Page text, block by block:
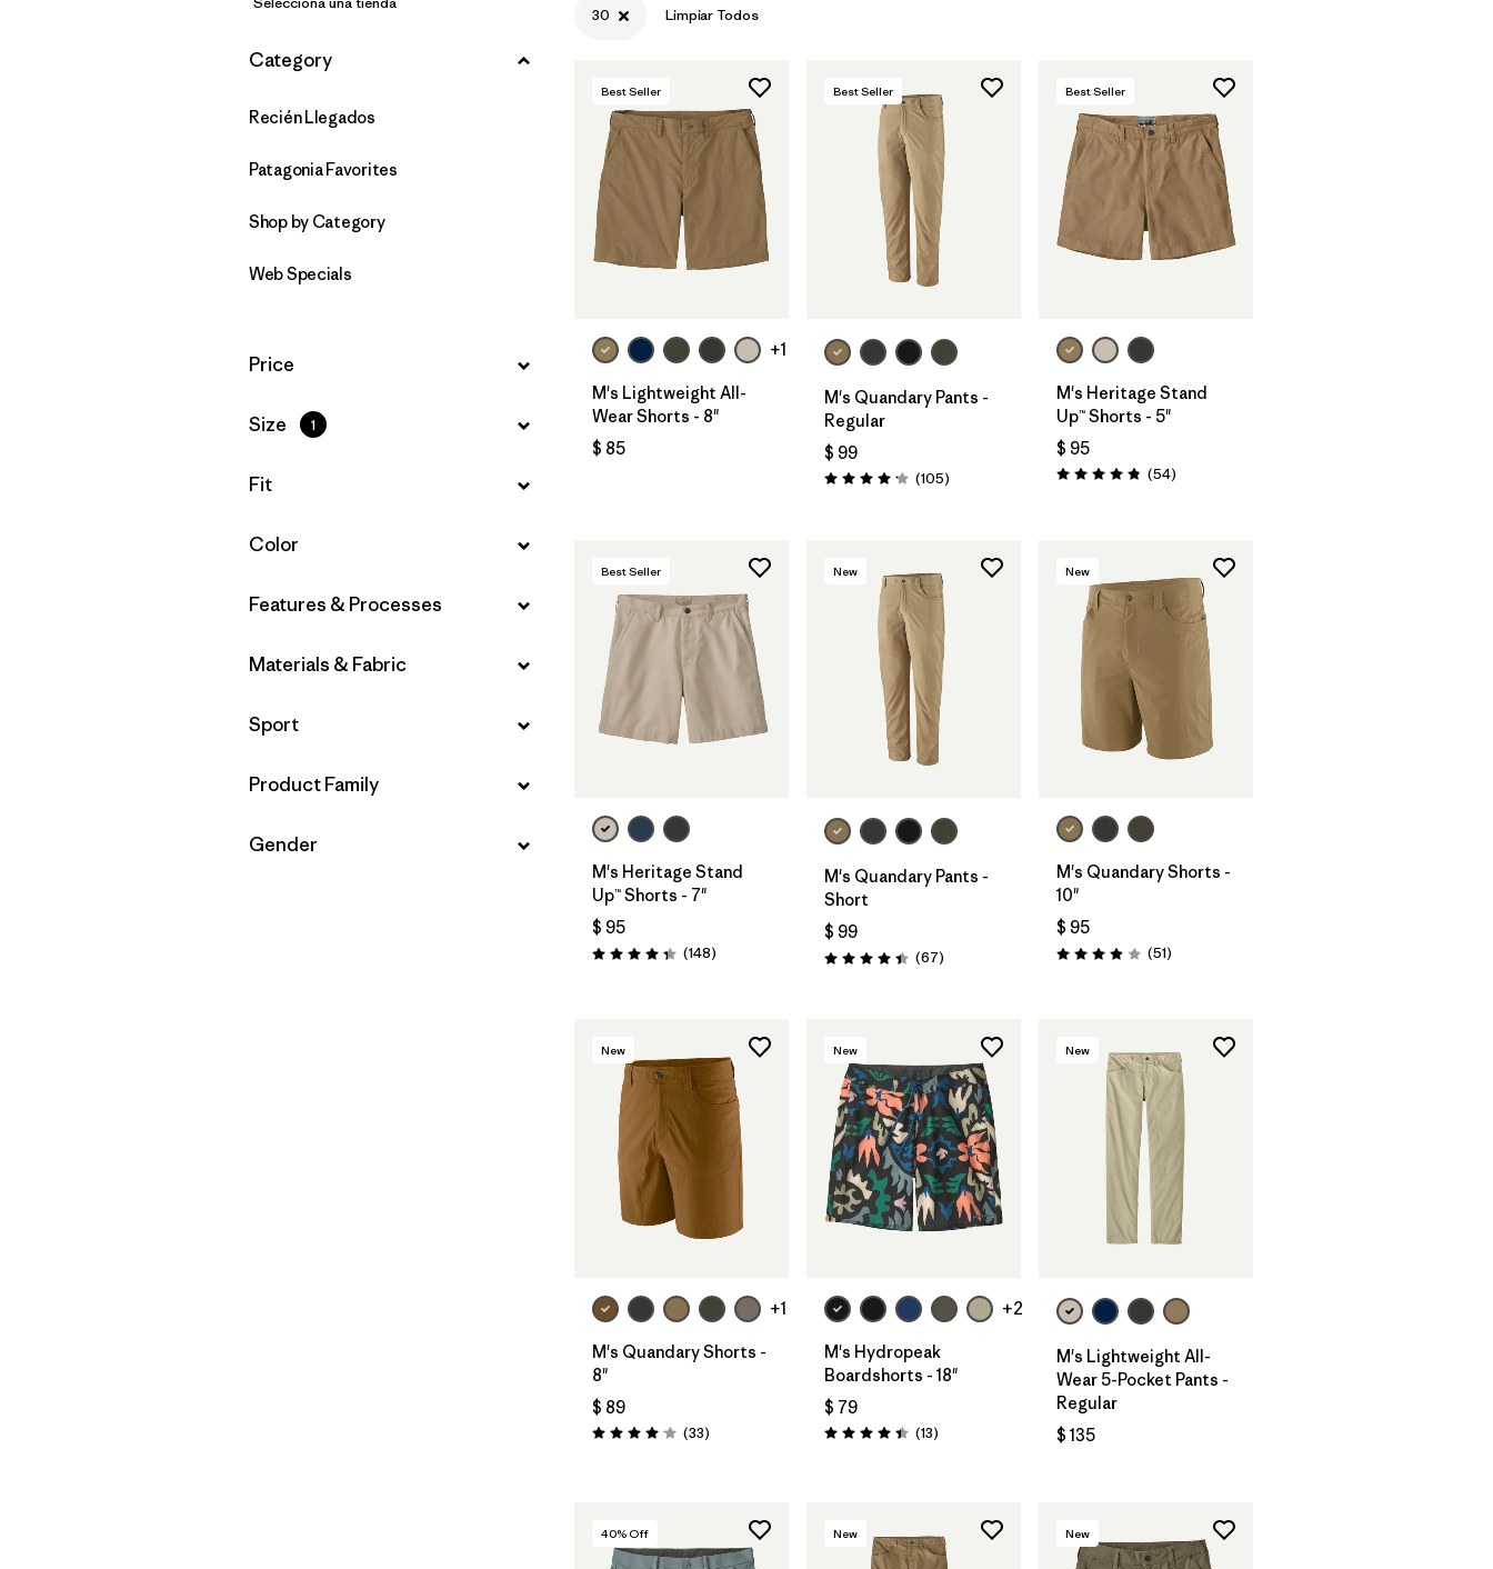
Filtrar por
Materials & Fabric
Product Family
Filtrar por
Filtrar por
Category
Recién Llegados
Patagonia Favorites
Shop by Category
Web Specials
Filtrar por
Price
Filtrar por
Size 1
Filtrar por
Fit
Filtrar por
Color
Filtrar por
Features & Processes
Filtrar por
Materials & Fabric
Filtrar por
Sport
Filtrar por
Product Family
Filtrar por
Gender
30 Limpiar Todos
Best Seller
+1
M's Lightweight All-
Wear Shorts - 8"
$ 85
Best Seller
M's Quandary Pants -
Regular
$ 99
Valoración: 4.2 / 5
(105Comentarios
)
Best Seller
M's Heritage Stand
Up™ Shorts - 5"
$ 95
Valoración: 4.8 / 5
(54Comentarios
)
Best Seller
M's Heritage Stand
Up™ Shorts - 7"
$ 95
Valoración: 4.4 / 5
(148Comentarios
)
New
M's Quandary Pants -
Short
$ 99
Valoración: 4.4 / 5
(67Comentarios
)
New
M's Quandary Shorts -
10"
$ 95
Valoración: 3.9 / 5
(51Comentarios
)
New
+1
M's Quandary Shorts -
8"
$ 89
Valoración: 4.0 / 5
(33Comentarios
)
New
+2
M's Hydropeak
Boardshorts - 18"
$ 79
Valoración: 4.4 / 5
(13Comentarios
)
New
M's Lightweight All-
Wear 5-Pocket Pants -
Regular
$ 135
40% Off New New